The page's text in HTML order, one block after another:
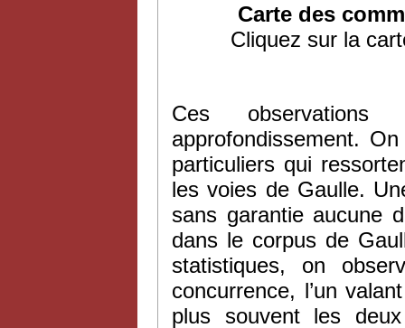
Carte des
Cliquez sur la
Ces observations
approfondissement.
particuliers qui
les voies de Gaulle.
sans garantie aucune
dans le corpus de
statistiques, on
concurrence, l’un
plus souvent les